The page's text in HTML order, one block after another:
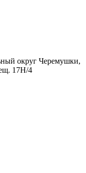
округ Черемушки,
17Н/4